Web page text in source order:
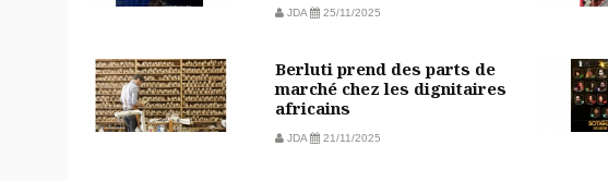
JDA 25/11/2025
Berluti prend des parts de
marché chez les dignitaires
africains
JDA 21/11/2025